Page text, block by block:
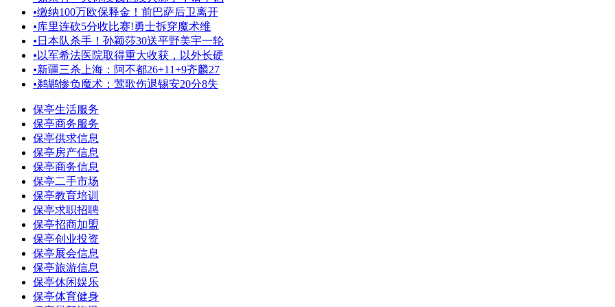
•缴纳100万欧保释金！前巴萨后卫离开
•库里连砍5分收比赛!勇士拆穿魔术维
• 日本队杀手！孙颖莎30送平野美宇一轮
• 以军希法医院取得重大收获，以外长硬
•新疆三杀上海：阿不都26+11+9齐麟27
•鹈鹕惨负魔术：莺歌伤退锡安20分8失
保亭生活服务
保亭商务服务
保亭供求信息
保亭房产信息
保亭商务信息
保亭二手市场
保亭教育培训
保亭求职招聘
保亭招商加盟
保亭创业投资
保亭展会信息
保亭旅游信息
保亭休闲娱乐
保亭体育健身